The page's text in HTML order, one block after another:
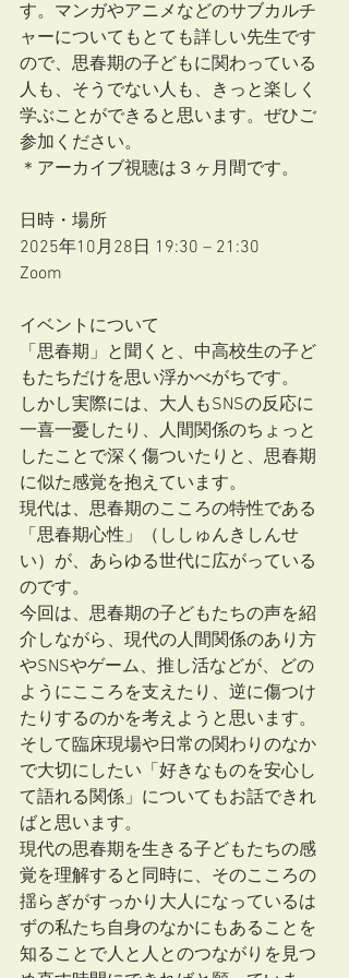
す。マンガやアニメなどのサブカルチ
ャーについてもとても詳しい先生です
ので、思春期の子どもに関わっている
人も、そうでない人も、きっと楽しく
学ぶことができると思います。ぜひご
参加ください。
＊アーカイブ視聴は３ヶ月間です。
日時・場所
2025年10月28日 19:30 – 21:30
Zoom
イベントについて
「思春期」と聞くと、中高校生の子ど
もたちだけを思い浮かべがちです。
しかし実際には、大人もSNSの反応に
一喜一憂したり、人間関係のちょっと
したことで深く傷ついたりと、思春期
に似た感覚を抱えています。
現代は、思春期のこころの特性である
「思春期心性」（ししゅんきしんせ
い）が、あらゆる世代に広がっている
のです。
今回は、思春期の子どもたちの声を紹
介しながら、現代の人間関係のあり方
やSNSやゲーム、推し活などが、どの
ようにこころを支えたり、逆に傷つけ
たりするのかを考えようと思います。
そして臨床現場や日常の関わりのなか
で大切にしたい「好きなものを安心し
て語れる関係」についてもお話できれ
ばと思います。
現代の思春期を生きる子どもたちの感
覚を理解すると同時に、そのこころの
揺らぎがすっかり大人になっているは
ずの私たち自身のなかにもあることを
知ることで人と人とのつながりを見つ